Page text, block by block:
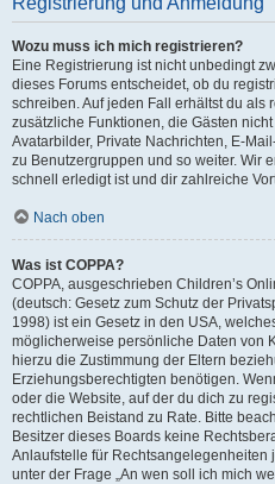
Wozu muss ich mich registrieren?
Eine Registrierung ist nicht unbedingt
dieses Forums entscheidet, ob du
schreiben. Auf jeden Fall erhältst du als
zusätzliche Funktionen, die Gästen
Avatarbilder, Private Nachrichten, E-
zu Benutzergruppen und so weiter. Wir
schnell erledigt ist und dir zahlreiche
Nach oben
Was ist COPPA?
COPPA, ausgeschrieben Children’s
(deutsch: Gesetz zum Schutz der
1998) ist ein Gesetz in den USA,
möglicherweise persönliche Daten von
hierzu die Zustimmung der Eltern
Erziehungsberechtigten benötigen.
oder die Website, auf der du dich zu
rechtlichen Beistand zu Rate. Bitte
Besitzer dieses Boards keine
Anlaufstelle für Rechtsangelegenheiten
unter der Frage „An wen soll ich mich